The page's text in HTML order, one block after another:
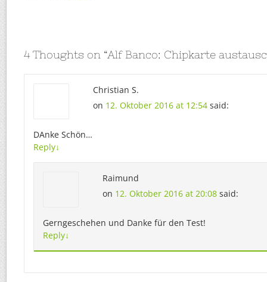
4 Thoughts on “Alf Banco: Chipkarte
Christian S.
on 12. Oktober 2016 at 12:54 said:
DAnke Schön…
Reply↓
Raimund
on 12. Oktober 2016 at 20:08 said:
Gerngeschehen und Danke für den Test!
Reply↓